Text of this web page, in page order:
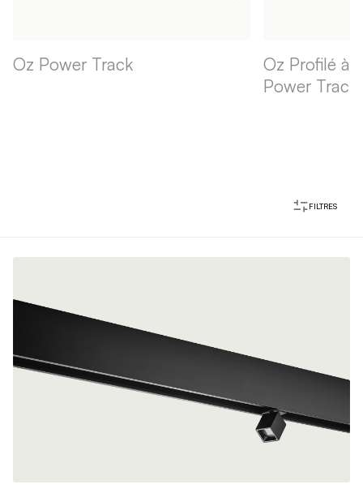
Oz Power Track
Oz Profilé à
Power Track
FILTRES